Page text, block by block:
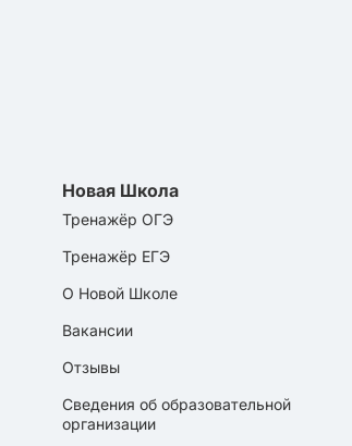
Новая Школа
Тренажёр ОГЭ
Тренажёр ЕГЭ
О Новой Школе
Вакансии
Отзывы
Сведения об образовательной
организации